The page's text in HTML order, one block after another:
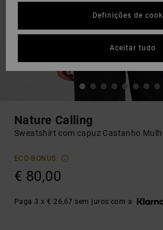
Nature Calling
Sweatshirt com capuz Castanho
ECO-BONUS
€ 80,00
Paga 3 x € 26,67 sem juros com a
Definições de
Aceitar tudo